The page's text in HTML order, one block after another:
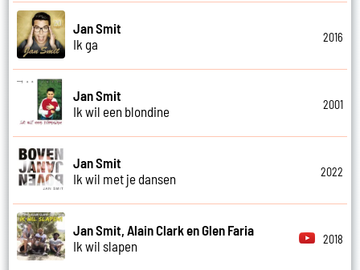
Jan Smit
Ik ga
2016
Jan Smit
Ik wil een blondine
2001
Jan Smit
Ik wil met je dansen
2022
Jan Smit, Alain Clark en Glen Faria
Ik wil slapen
2018